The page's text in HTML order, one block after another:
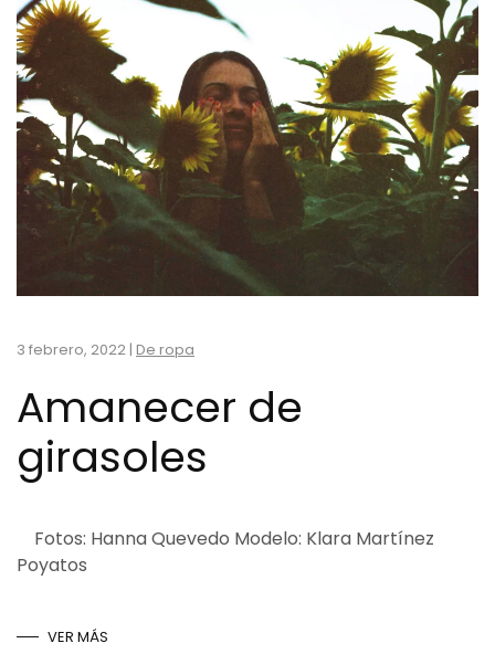
3 febrero, 2022 | De ropa
Amanecer de
girasoles
Fotos: Hanna Quevedo Modelo: Klara Martínez
Poyatos
VER MÁS